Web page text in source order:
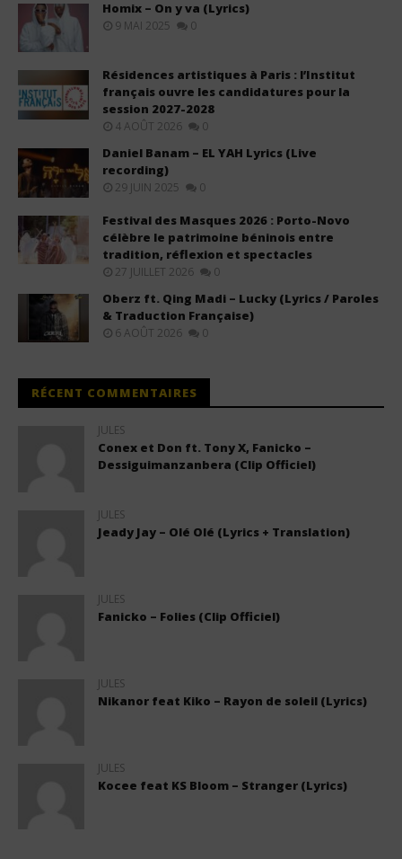
Homix – On y va (Lyrics)
9 MAI 2025 0
Résidences artistiques à Paris : l’Institut
français ouvre les candidatures pour la
session 2027-2028
4 AOÛT 2026 0
Daniel Banam – EL YAH Lyrics (Live
recording)
29 JUIN 2025 0
Festival des Masques 2026 : Porto-Novo
célèbre le patrimoine béninois entre
tradition, réflexion et spectacles
27 JUILLET 2026 0
Oberz ft. Qing Madi – Lucky (Lyrics / Paroles
& Traduction Française)
6 AOÛT 2026 0
RÉCENT COMMENTAIRES
JULES
Conex et Don ft. Tony X, Fanicko –
Dessiguimanzanbera (Clip Officiel)
JULES
Jeady Jay – Olé Olé (Lyrics + Translation)
JULES
Fanicko – Folies (Clip Officiel)
JULES
Nikanor feat Kiko – Rayon de soleil (Lyrics)
JULES
Kocee feat KS Bloom – Stranger (Lyrics)